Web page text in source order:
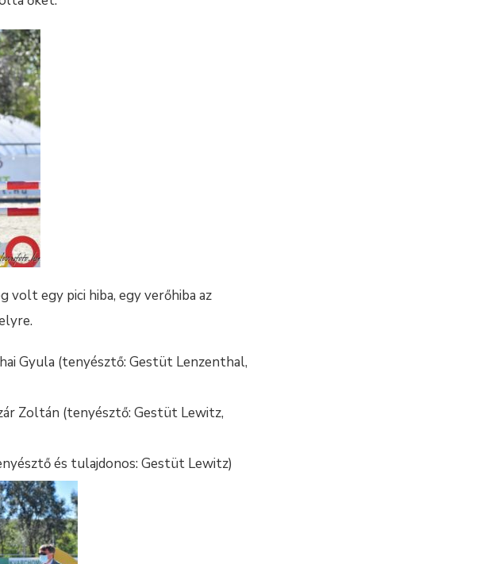
volt egy pici hiba, egy verőhiba az
Gyula (tenyésztő: Gestüt Lenzenthal,
Zoltán (tenyésztő: Gestüt Lewitz,
és tulajdonos: Gestüt Lewitz)